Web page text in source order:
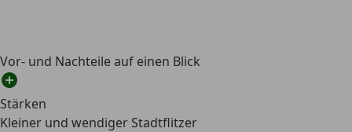
Vor- und Nachteile auf einen Blick
Stärken
Kleiner und wendiger Stadtflitzer